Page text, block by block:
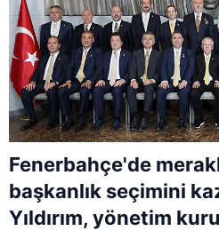
Fenerbahçe'de
başkanlık seçimini
Yıldırım, yönetim